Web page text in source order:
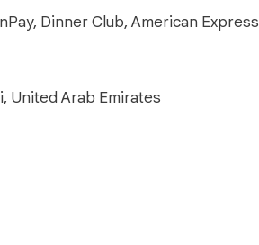
Dinner Club, American Express
United Arab Emirates